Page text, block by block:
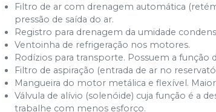
Filtro de ar com drenagem automática
pressão de saída do ar.
Registro para drenagem da umidade
Ventoinha de refrigeração nos motores.
Rodízios​ para transporte. Possuem a
Filtro de aspiração (entrada de ar no
Mangueira do motor metálica e flexível.
Válvula de alívio (solenóide) cuja função é a
trabalhe com menos esforço.